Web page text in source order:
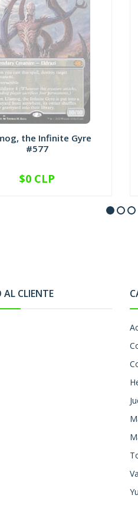
the Infinite Gyre
#577
NO DISPONIBLE
$0 CLP
AL CLIENTE